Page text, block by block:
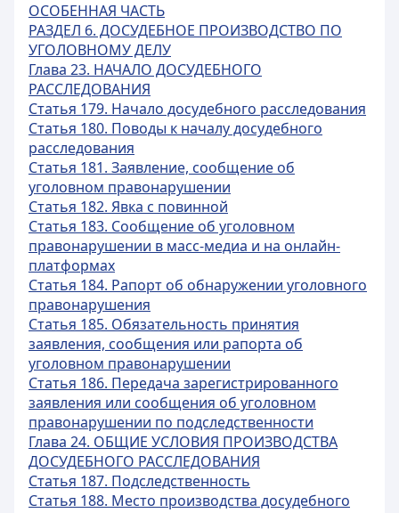
ОСОБЕННАЯ ЧАСТЬ
РАЗДЕЛ 6. ДОСУДЕБНОЕ ПРОИЗВОДСТВО ПО
УГОЛОВНОМУ ДЕЛУ
Глава 23. НАЧАЛО ДОСУДЕБНОГО
РАССЛЕДОВАНИЯ
Статья 179. Начало досудебного расследования
Статья 180. Поводы к началу досудебного
расследования
Статья 181. Заявление, сообщение об
уголовном правонарушении
Статья 182. Явка с повинной
Статья 183. Сообщение об уголовном
правонарушении в масс-медиа и на онлайн-
платформах
Статья 184. Рапорт об обнаружении уголовного
правонарушения
Статья 185. Обязательность принятия
заявления, сообщения или рапорта об
уголовном правонарушении
Статья 186. Передача зарегистрированного
заявления или сообщения об уголовном
правонарушении по подследственности
Глава 24. ОБЩИЕ УСЛОВИЯ ПРОИЗВОДСТВА
ДОСУДЕБНОГО РАССЛЕДОВАНИЯ
Статья 187. Подследственность
Статья 188. Место производства досудебного